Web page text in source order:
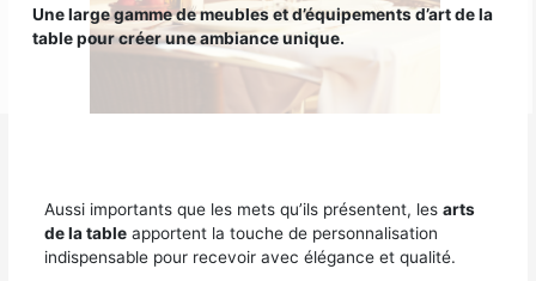
Une large gamme de meubles et d’équipements d’art de la
table pour créer une ambiance unique.
Aussi importants que les mets qu’ils présentent, lesarts
de la table apportent la touche de personnalisation
indispensable pour recevoir avec élégance et qualité.